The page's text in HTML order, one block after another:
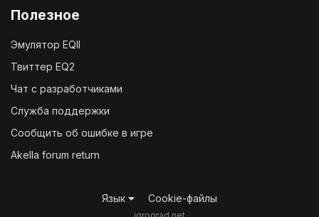
Полезное
Эмулятор EQII
Твиттер EQ2
Чат с разработчиками
Служба поддержки
Сообщить об ошибке в игре
Akella forum return
Язык Cookie-файлы